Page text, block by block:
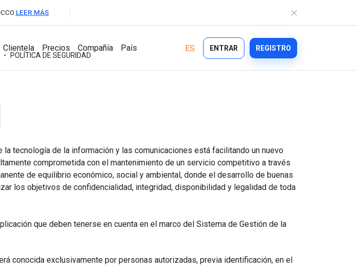
LEER MÁS
uno para la
con una API versátil.
Bulk Texting
Automated Text Messaging
Enterprise SMS
con cobertura global y
con enrutamiento global
Healthcare
Logistics
Financial Services
Clientela Precios Compañía
Acerca de la
compañía
Noticias y Eventos
Contactos
País ES ENTRAR
REGISTRO
POLÍTICA DE SEGURIDAD
tecnología de la información y las comunicaciones está facilitando un nuevo
comprometida con el mantenimiento de un servicio competitivo a través
de equilibrio económico, social y ambiental, donde el desarrollo de buenas
los objetivos de confidencialidad, integridad, disponibilidad y legalidad de toda
que deben tenerse en cuenta en el marco del Sistema de Gestión de la
conocida exclusivamente por personas autorizadas, previa identificación, en el